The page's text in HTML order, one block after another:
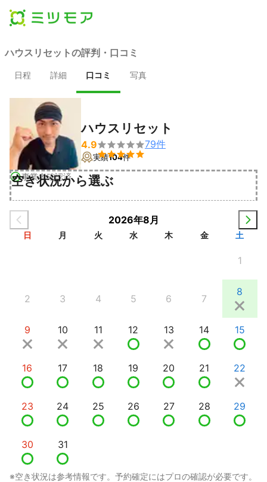
ハウスリセットの評判・口コミ
日程 詳細 口コミ 写真
事業者確認済
ハウスリセット
4.9

79件
実績104件
空き状況から選ぶ
2026年8月
日 月 火 水 木 金 土
1
2 3 4 5 6 7
8
9 10 11 12 13 14 15
16 17 18 19 20 21 22
23 24 25 26 27 28 29
30 31
※空き状況は参考情報です。予約確定にはプロの確認が必要です。